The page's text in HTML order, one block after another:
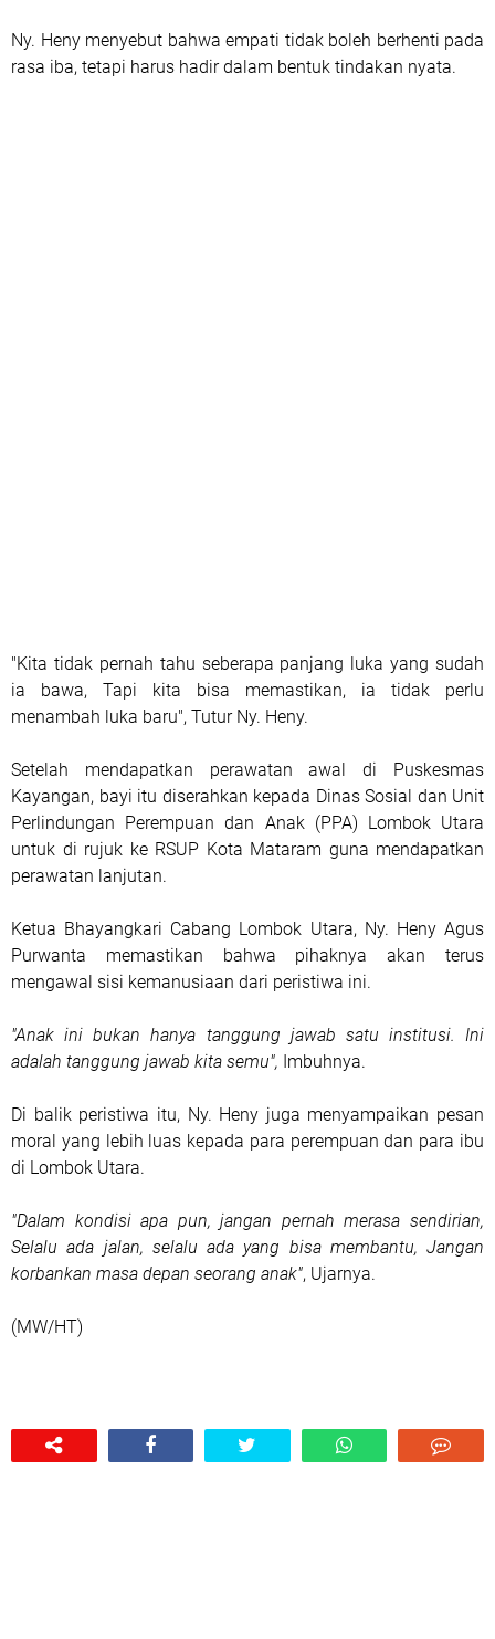
Ny. Heny menyebut bahwa empati tidak boleh berhenti pada
rasa iba, tetapi harus hadir dalam bentuk tindakan nyata.
"Kita tidak pernah tahu seberapa panjang luka yang sudah
ia bawa, Tapi kita bisa memastikan, ia tidak perlu
menambah luka baru", Tutur Ny. Heny.
Setelah mendapatkan perawatan awal di Puskesmas
Kayangan, bayi itu diserahkan kepada Dinas Sosial dan Unit
Perlindungan Perempuan dan Anak (PPA) Lombok Utara
untuk di rujuk ke RSUP Kota Mataram guna mendapatkan
perawatan lanjutan.
Ketua Bhayangkari Cabang Lombok Utara, Ny. Heny Agus
Purwanta memastikan bahwa pihaknya akan terus
mengawal sisi kemanusiaan dari peristiwa ini.
"Anak ini bukan hanya tanggung jawab satu institusi. Ini
adalah tanggung jawab kita semu", Imbuhnya.
Di balik peristiwa itu, Ny. Heny juga menyampaikan pesan
moral yang lebih luas kepada para perempuan dan para ibu
di Lombok Utara.
"Dalam kondisi apa pun, jangan pernah merasa sendirian,
Selalu ada jalan, selalu ada yang bisa membantu, Jangan
korbankan masa depan seorang anak", Ujarnya.
(MW/HT)